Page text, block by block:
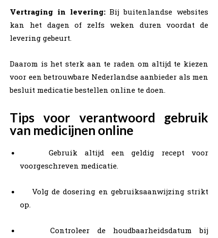
Vertraging in levering:Bij buitenlandse websites
kan het dagen of zelfs weken duren voordat de
levering gebeurt.
Daarom is het sterk aan te raden om altijd te kiezen
voor een betrouwbare Nederlandse aanbieder als men
besluit medicatie bestellen online te doen.
Tips voor verantwoord gebruik
van medicijnen online
Gebruik altijd een geldig recept voor
voorgeschreven medicatie.
Volg de dosering en gebruiksaanwijzing strikt
op.
Controleer de houdbaarheidsdatum bij